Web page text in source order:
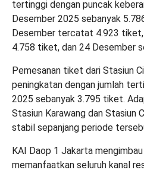
tertinggi dengan puncak
Desember 2025 sebanyak
Desember tercatat 4.923
4.758 tiket, dan 24 Desember
Pemesanan tiket dari Stasiun
peningkatan dengan jumlah
2025 sebanyak 3.795 tiket.
Stasiun Karawang dan
stabil sepanjang periode
KAI Daop 1 Jakarta
memanfaatkan seluruh kanal